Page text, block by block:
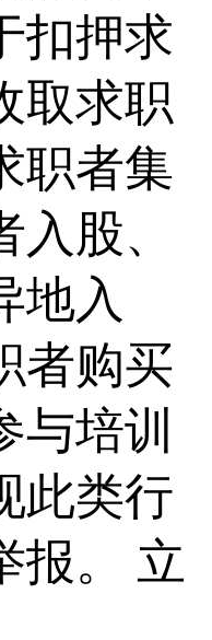
扣押求
取求职
职者集
股、
地入
者购买
与培训
此类行
报。 立